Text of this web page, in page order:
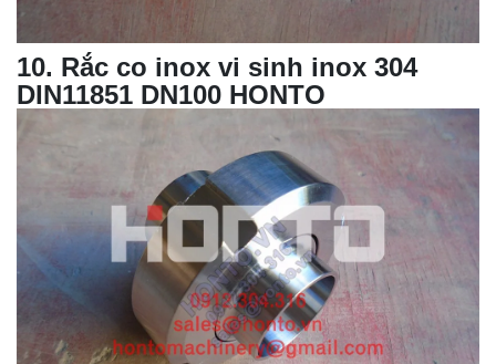
10. Rắc co inox vi sinh inox 304
DIN11851 DN100 HONTO